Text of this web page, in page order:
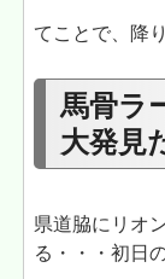
てことで、降
馬骨ラ
大発見
県道脇にリオ
る・・・初日